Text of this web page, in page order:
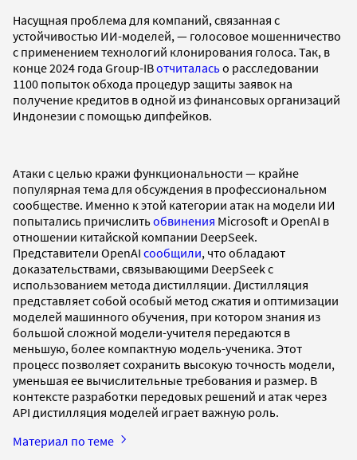
Насущная проблема для компаний, связанная с
устойчивостью ИИ-моделей, — голосовое мошенничество
с применением технологий клонирования голоса. Так, в
конце 2024 года Group-IBотчиталасьо расследовании
1100 попыток обхода процедур защиты заявок на
получение кредитов в одной из финансовых организаций
Индонезии с помощью дипфейков.
Атаки с целью кражи функциональности — крайне
популярная тема для обсуждения в профессиональном
сообществе. Именно к этой категории атак на модели ИИ
попытались причислитьобвинения Microsoft и OpenAI в
отношении китайской компании DeepSeek.
Представители OpenAI сообщили, что обладают
доказательствами, связывающими DeepSeek с
использованием метода дистилляции. Дистилляция
представляет собой особый метод сжатия и оптимизации
моделей машинного обучения, при котором знания из
большой сложной модели-учителя передаются в
меньшую, более компактную модель-ученика. Этот
процесс позволяет сохранить высокую точность модели,
уменьшая ее вычислительные требования и размер. В
контексте разработки передовых решений и атак через
API дистилляция моделей играет важную роль.
Материал по теме